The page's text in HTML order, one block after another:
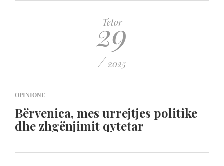
Tetor
29
/ 2025
OPINIONE
Bërvenica, mes urrejtjes politike
dhe zhgënjimit qytetar